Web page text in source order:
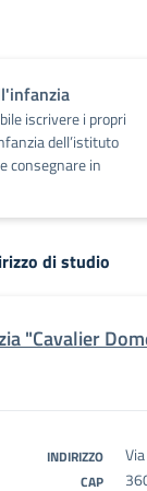
iscrivere i propri
dell’istituto
consegnare in
di studio
"Cavalier
INDIRIZZO
CAP